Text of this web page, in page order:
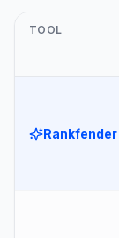
TOOL
Rankfender